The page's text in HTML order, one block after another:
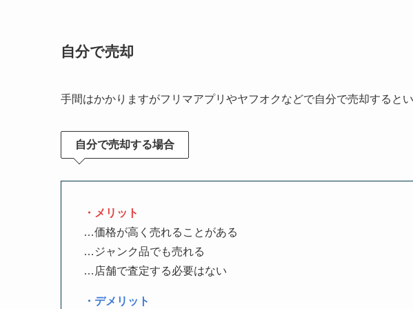
自分で売却
手間はかかりますがフリマアプリやヤフオクなどで自分で売却すると
自分で売却する場合
・メリット
…価格が高く売れることがある
…ジャンク品でも売れる
…店舗で査定する必要はない
・デメリット